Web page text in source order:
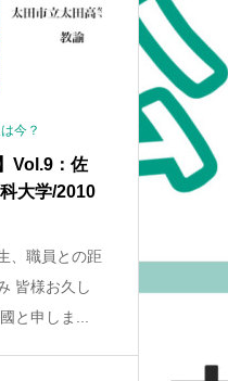
今？
Vol.9：佐
大学/2010
、職員との距
皆様お久し
と申しま...